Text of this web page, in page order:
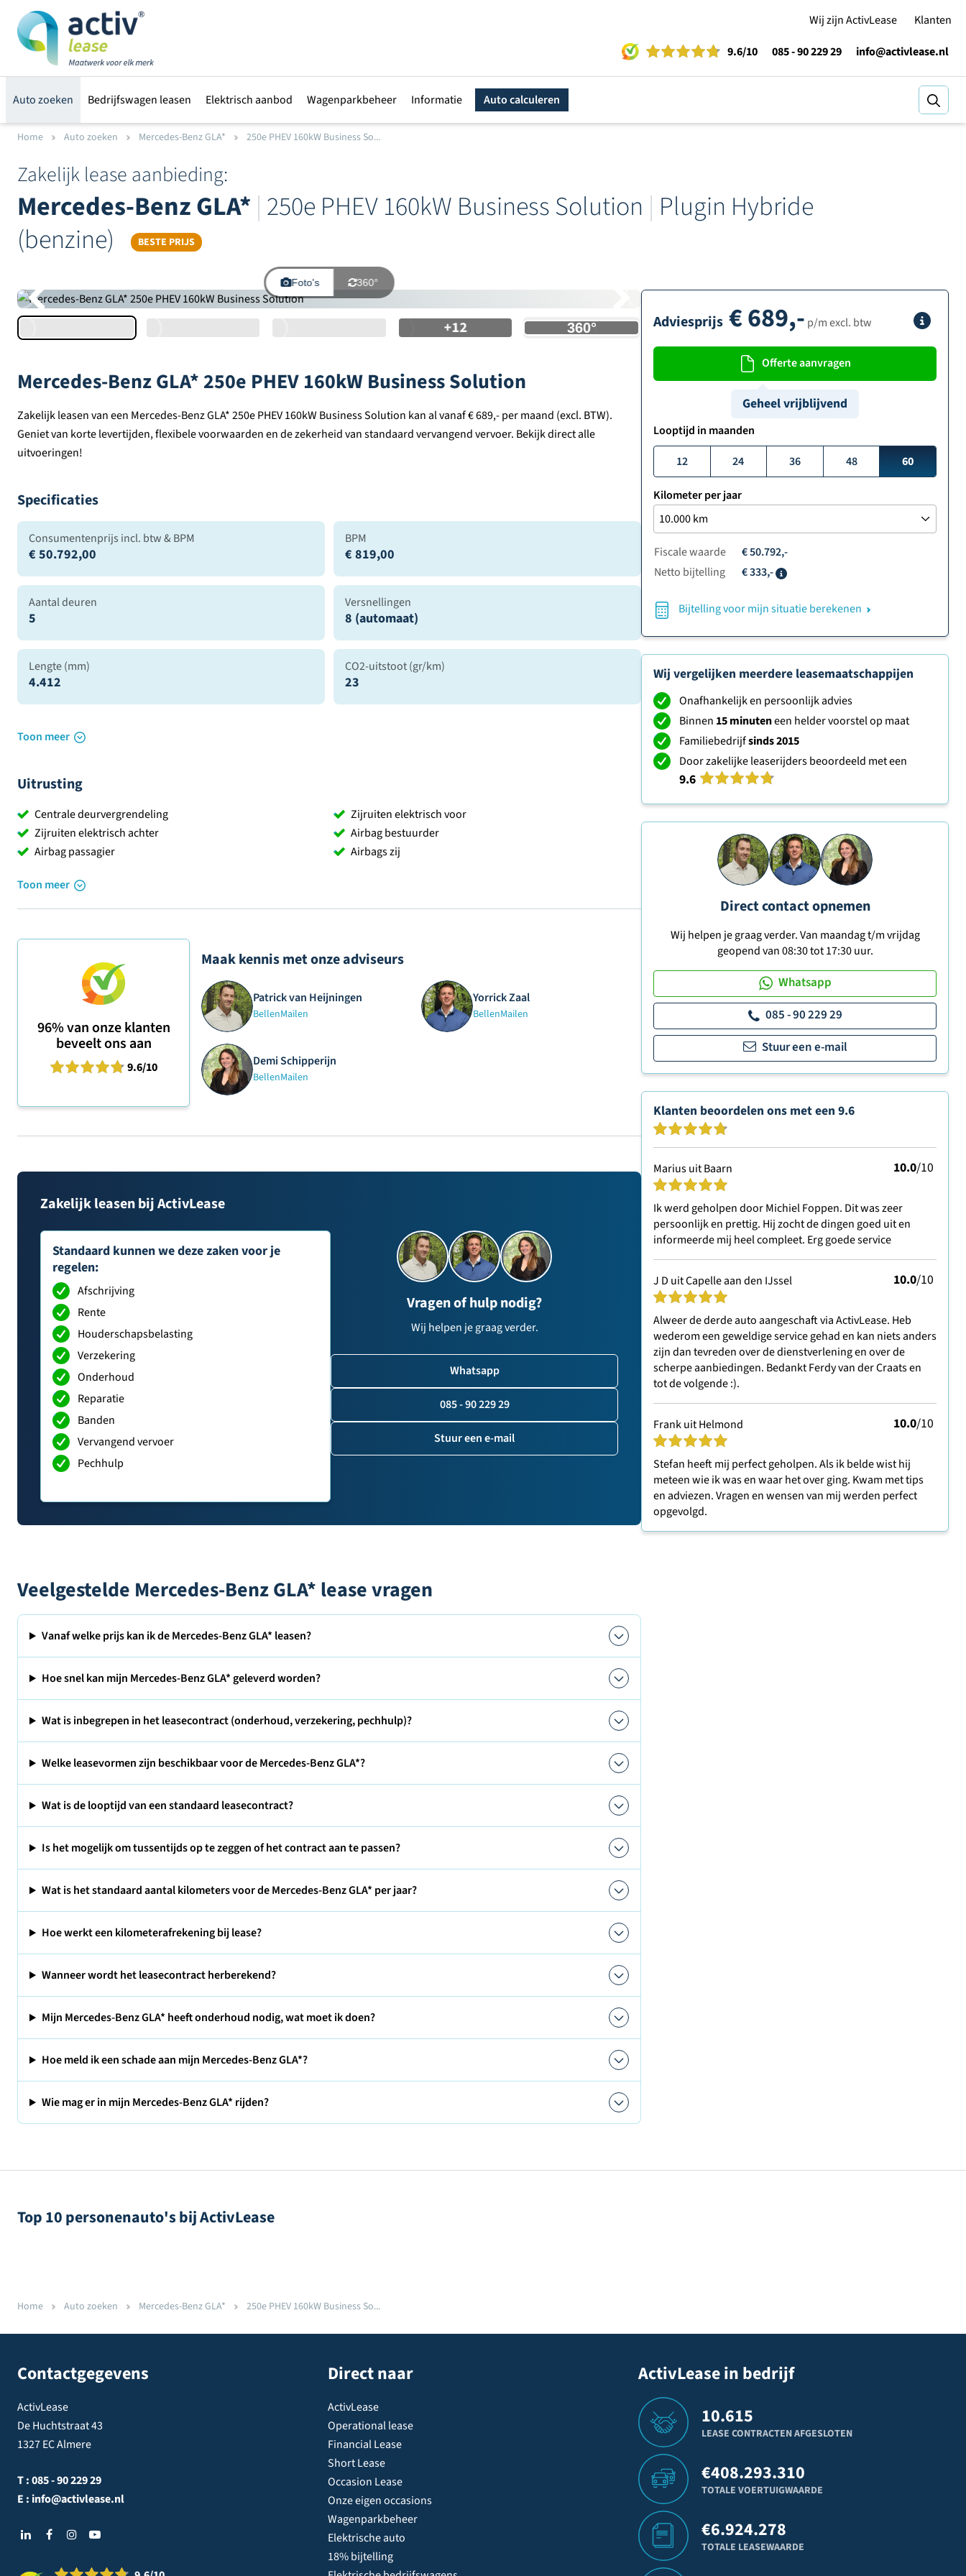
Wij zijn ActivLease
Klanten
9.6/10 085 - 90 229 29 info@activlease.nl
Auto zoeken Bedrijfswagen leasen Elektrisch aanbod Wagenparkbeheer Informatie Auto calculeren
Home Auto zoeken Mercedes-Benz GLA* 250e PHEV 160kW Business So...
Zakelijk lease aanbieding:
Mercedes-Benz GLA* | 250e PHEV 160kW Business Solution | Plugin Hybride
(benzine)
BESTE PRIJS
Foto's 360°
+12
Mercedes-Benz GLA* 250e PHEV 160kW Business Solution
Zakelijk leasen van een Mercedes-Benz GLA* 250e PHEV 160kW Business Solution kan al vanaf € 689,- per maand (excl. BTW).
Geniet van korte levertijden, flexibele voorwaarden en de zekerheid van standaard vervangend vervoer. Bekijk direct alle
uitvoeringen!
Specificaties
Consumentenprijs incl. btw & BPM
€ 50.792,00
BPM
€ 819,00
Aantal deuren
5
Versnellingen
8 (automaat)
Lengte (mm)
4.412
CO2-uitstoot (gr/km)
23
Toon meer
Uitrusting
Centrale deurvergrendeling
Zijruiten elektrisch voor
Zijruiten elektrisch achter
Airbag bestuurder
Airbag passagier
Airbags zij
Toon meer
96%van onze klanten
beveelt ons aan
9.6/10
Maak kennis met onze adviseurs
Patrick van Heijningen
BellenMailen
Yorrick Zaal
BellenMailen
Demi Schipperijn
BellenMailen
Zakelijk leasen bij ActivLease
Standaard kunnen we deze zaken voor je
regelen:
Afschrijving
Rente
Houderschapsbelasting
Verzekering
Onderhoud
Reparatie
Banden
Vervangend vervoer
Pechhulp
Vragen of hulp nodig?
Wij helpen je graag verder.
Whatsapp
085 - 90 229 29
Stuur een e-mail
Veelgestelde Mercedes-Benz GLA* lease vragen
Vanaf welke prijs kan ik de Mercedes-Benz GLA* leasen?
Hoe snel kan mijn Mercedes-Benz GLA* geleverd worden?
Wat is inbegrepen in het leasecontract (onderhoud, verzekering, pechhulp)?
Welke leasevormen zijn beschikbaar voor de Mercedes-Benz GLA*?
Wat is de looptijd van een standaard leasecontract?
Is het mogelijk om tussentijds op te zeggen of het contract aan te passen?
Wat is het standaard aantal kilometers voor de Mercedes-Benz GLA* per jaar?
Hoe werkt een kilometerafrekening bij lease?
Wanneer wordt het leasecontract herberekend?
Mijn Mercedes-Benz GLA* heeft onderhoud nodig, wat moet ik doen?
Hoe meld ik een schade aan mijn Mercedes-Benz GLA*?
Wie mag er in mijn Mercedes-Benz GLA* rijden?
Adviesprijs €689,- p/m excl. btw
Offerte aanvragen
Geheel vrijblijvend
Looptijd in maanden
12
24 36 48 60
Kilometer per jaar
Fiscale waarde
€ 50.792,-
Netto bijtelling
€ 333,-
Bijtelling voor mijn situatie berekenen
Wij vergelijken meerdere leasemaatschappijen
Onafhankelijk en persoonlijk advies
Binnen 15 minuteneen helder voorstel op maat
Familiebedrijfsinds 2015
Door zakelijke leaserijders beoordeeld met een
9.6
Direct contact opnemen
Wij helpen je graag verder. Van maandag t/m vrijdag
geopend van 08:30 tot 17:30 uur.
Whatsapp
085 - 90 229 29
Stuur een e-mail
Klanten beoordelen ons met een 9.6
Marius uit Baarn 10.0/10
Ik werd geholpen door Michiel Foppen. Dit was zeer
persoonlijk en prettig. Hij zocht de dingen goed uit en
informeerde mij heel compleet. Erg goede service
J D uit Capelle aan den IJssel 10.0/10
Alweer de derde auto aangeschaft via ActivLease. Heb
wederom een geweldige service gehad en kan niets anders
zijn dan tevreden over de dienstverlening en over de
scherpe aanbiedingen. Bedankt Ferdy van der Craats en
tot de volgende :).
Frank uit Helmond 10.0/10
Stefan heeft mij perfect geholpen. Als ik belde wist hij
meteen wie ik was en waar het over ging. Kwam met tips
en adviezen. Vragen en wensen van mij werden perfect
opgevolgd.
Top 10 personenauto's bij ActivLease
Home Auto zoeken Mercedes-Benz GLA* 250e PHEV 160kW Business So...
Contactgegevens
ActivLease
De Huchtstraat 43
1327 EC Almere
T :085 - 90 229 29
E : info@activlease.nl
Direct naar
ActivLease
Operational lease
Financial Lease
Short Lease
Occasion Lease
Onze eigen occasions
Wagenparkbeheer
Elektrische auto
18% bijtelling
ActivLease in bedrijf
10.615
LEASE CONTRACTEN AFGESLOTEN
€408.293.310
TOTALE VOERTUIGWAARDE
€6.924.278
TOTALE LEASEWAARDE